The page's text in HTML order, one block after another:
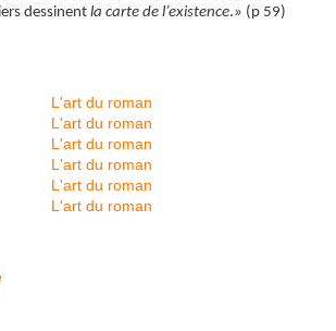
dessinent la carte de l’existence.» (p 59)